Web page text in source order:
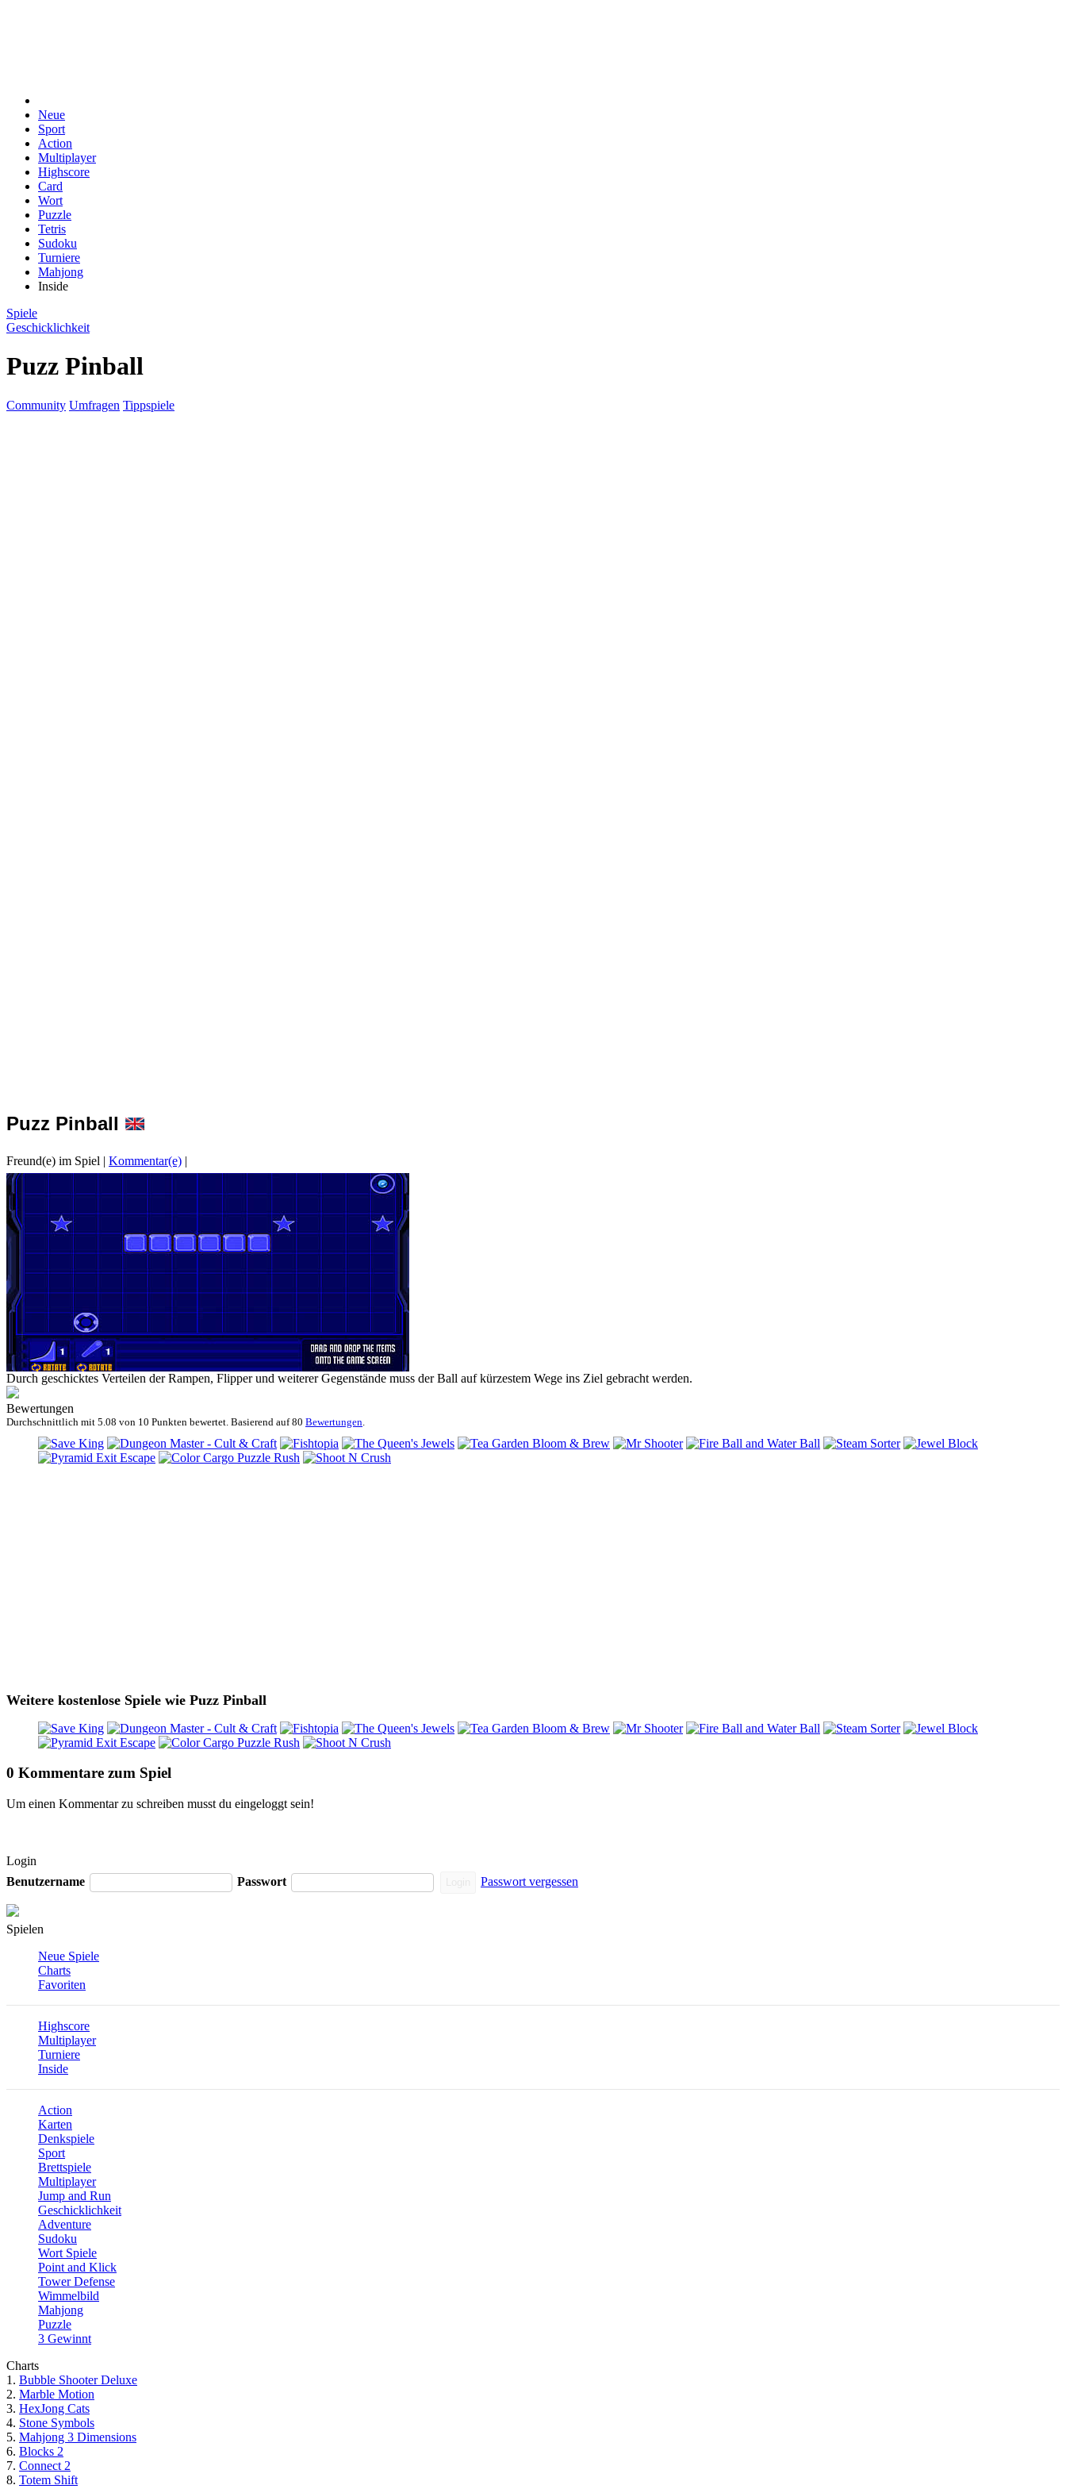
Neue
Sport
Action
Multiplayer
Highscore
Card
Wort
Puzzle
Tetris
Sudoku
Turniere
Mahjong
Inside
Spiele
Geschicklichkeit
Puzz Pinball
Community Umfragen Tippspiele
Puzz Pinball
Freund(e) im Spiel | Kommentar(e) |
Durch geschicktes Verteilen der Rampen, Flipper und weiterer Gegenstände muss der Ball auf kürzestem Wege ins Ziel gebracht werden.
Bewertungen
Durchschnittlich mit 5.08 von 10 Punkten bewertet. Basierend auf80 Bewertungen
Weitere kostenlose Spiele wie Puzz Pinball
0 Kommentare zum Spiel
Um einen Kommentar zu schreiben musst du eingeloggt sein!
Login
Benutzername
Passwort Passwort vergessen
Spielen
Neue Spiele
Charts
Favoriten
Highscore
Multiplayer
Turniere
Inside
Action
Karten
Denkspiele
Sport
Brettspiele
Multiplayer
Jump and Run
Geschicklichkeit
Adventure
Sudoku
Wort Spiele
Point and Klick
Tower Defense
Wimmelbild
Mahjong
Puzzle
3 Gewinnt
Charts
1. Bubble Shooter Deluxe
2. Marble Motion
3. HexJong Cats
4. Stone Symbols
5. Mahjong 3 Dimensions
6. Blocks 2
7. Connect 2
8. Totem Shift